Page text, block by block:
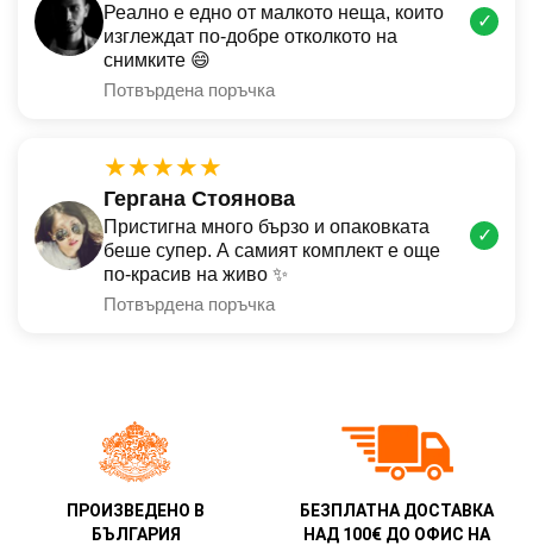
Реално е едно от малкото неща, които
изглеждат по-добре отколкото на
снимките 😄
Потвърдена поръчка
✓
★★★★★
Гергана Стоянова
Пристигна много бързо и опаковката
беше супер. А самият комплект е още
по-красив на живо ✨
Потвърдена поръчка
✓
ПРОИЗВЕДЕНО В
БЪЛГАРИЯ
БЕЗПЛАТНА ДОСТАВКА
НАД 100€ ДО ОФИС НА